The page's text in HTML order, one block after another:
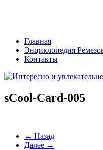
Главная
Энциклопедия
Контакты
sCool-Card-005
← Назад
Далее →